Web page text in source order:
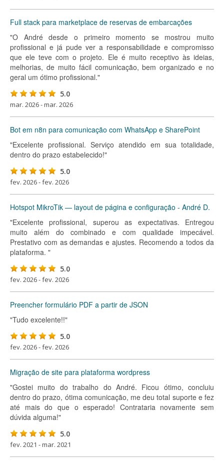
Full stack para marketplace de reservas de embarcações
"O André desde o primeiro momento se mostrou muito
profissional e já pude ver a responsabilidade e compromisso
que ele teve com o projeto. Ele é muito receptivo às ideias,
melhorias, de muito fácil comunicação, bem organizado e no
geral um ótimo profissional."
5.0
mar. 2026 - mar. 2026
Bot em n8n para comunicação com WhatsApp e SharePoint
"Excelente profissional. Serviço atendido em sua totalidade,
dentro do prazo estabelecido!"
5.0
fev. 2026 - fev. 2026
Hotspot MikroTik — layout de página e configuração - André D.
"Excelente profissional, superou as expectativas. Entregou
muito além do combinado e com qualidade impecável.
Prestativo com as demandas e ajustes. Recomendo a todos da
plataforma. "
5.0
fev. 2026 - fev. 2026
Preencher formulário PDF a partir de JSON
"Tudo excelente!!"
5.0
fev. 2026 - fev. 2026
Migração de site para plataforma wordpress
"Gostei muito do trabalho do André. Ficou ótimo, concluiu
dentro do prazo, ótima comunicação, me deu total suporte e fez
até mais do que o esperado! Contrataria novamente sem
dúvida alguma!"
5.0
fev. 2021 - mar. 2021